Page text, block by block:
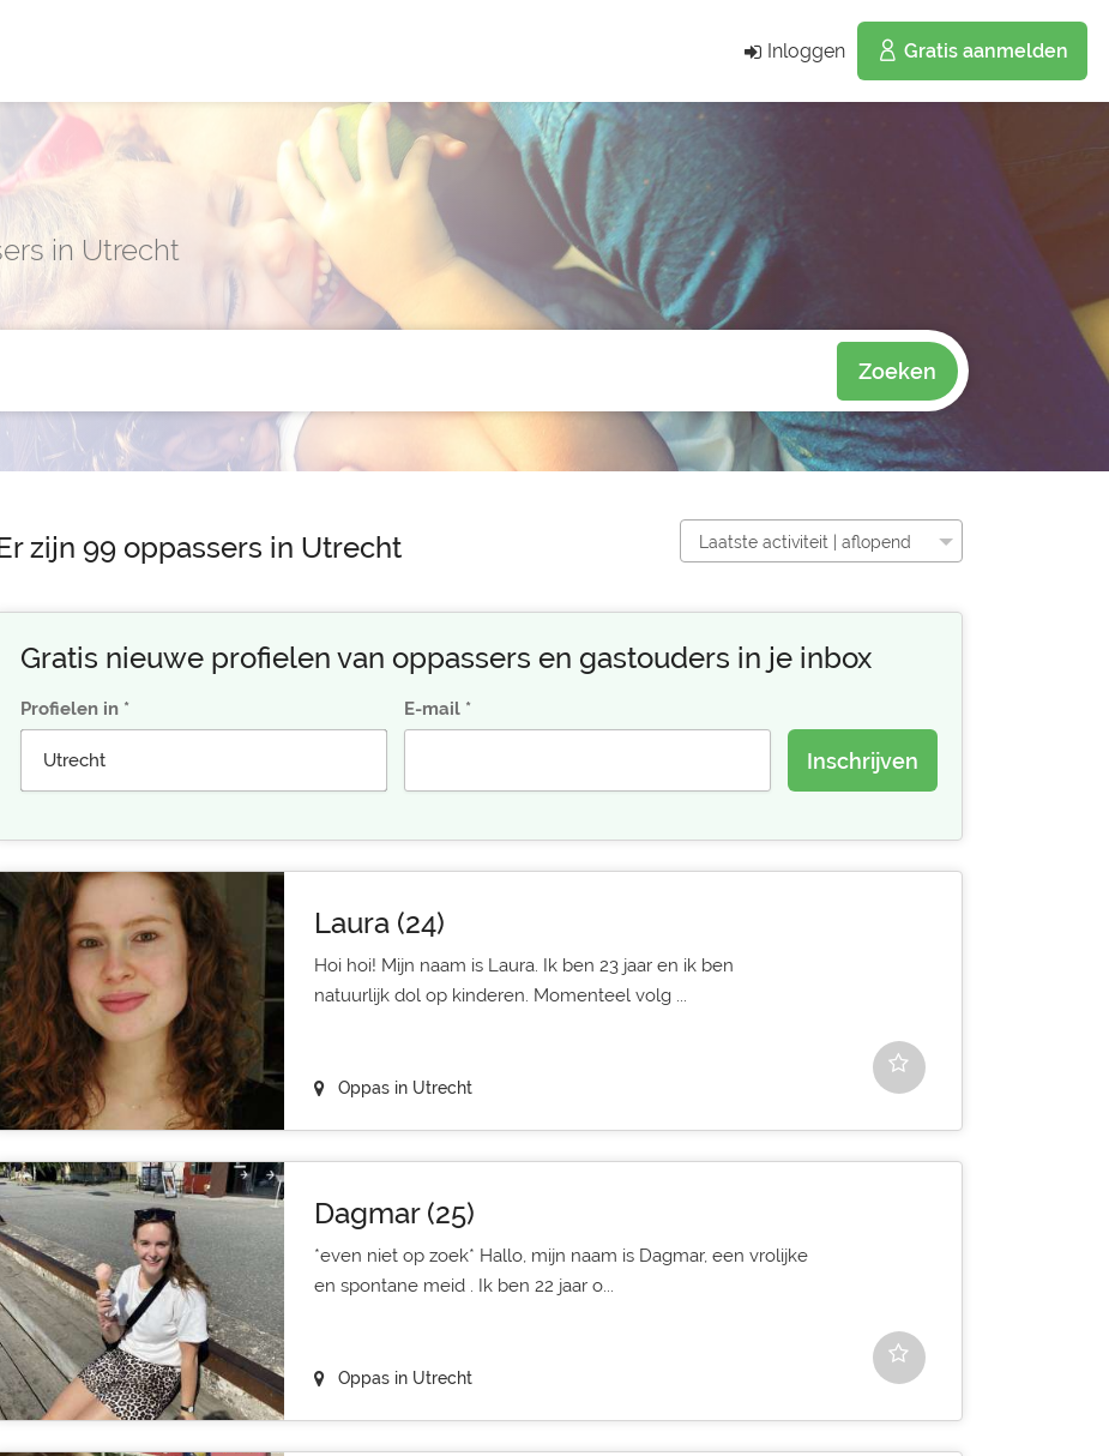
Inloggen Gratis aanmelden
in Utrecht
Zoeken
zijn 99 oppassers in Utrecht Laatste activiteit | aflopend
Gratis nieuwe profielen van oppassers en gastouders in je inbox
Profielen in E-mail
Inschrijven
Laura (24)
Hoi hoi! Mijn naam is Laura. Ik ben 23 jaar en ik ben
natuurlijk dol op kinderen. Momenteel volg ...
Oppas in Utrecht
Dagmar (25)
*even niet op zoek* Hallo, mijn naam is Dagmar, een vrolijke
en spontane meid . Ik ben 22 jaar o...
Oppas in Utrecht